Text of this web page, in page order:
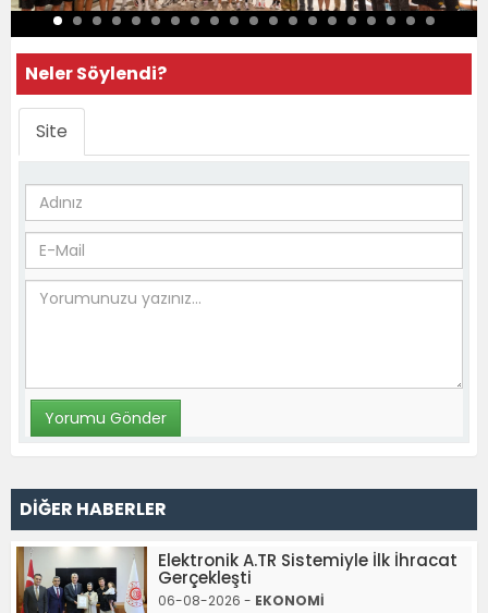
Neler Söylendi?
Site
DİĞER HABERLER
Elektronik A.TR Sistemiyle İlk İhracat
Gerçekleşti
06-08-2026 - EKONOMİ